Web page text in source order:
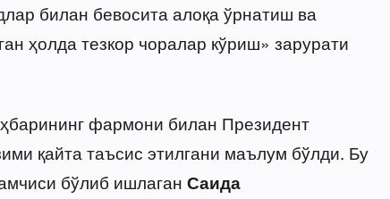
билан бевосита алоқа ўрнатиш ва
ҳолда тезкор чоралар кўриш» зарурати
фармони билан Президент
қайта таъсис этилгани маълум бўлди. Бу
бўлиб ишлаган Саида